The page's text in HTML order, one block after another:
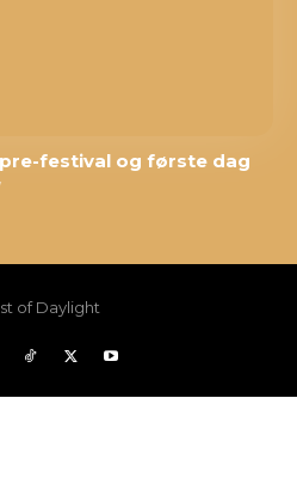
festival og første dag
of Daylight